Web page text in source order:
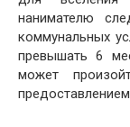
нанимателю
коммунальных
превышать 6
может